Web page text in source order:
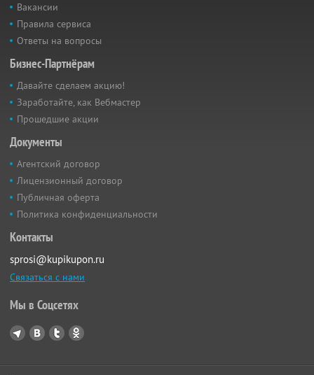
Вакансии
Правила сервиса
Ответы на вопросы
Бизнес-Партнёрам
Давайте сделаем акцию!
Заработайте, как Вебмастер
Прошедшие акции
Документы
Агентский договор
Лицензионный договор
Публичная оферта
Политика конфиденциальности
Контакты
sprosi@kupikupon.ru
Связаться с нами
Мы в Соцсетях